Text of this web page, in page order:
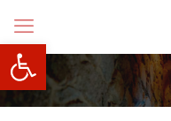
Abrir barra de herramientas